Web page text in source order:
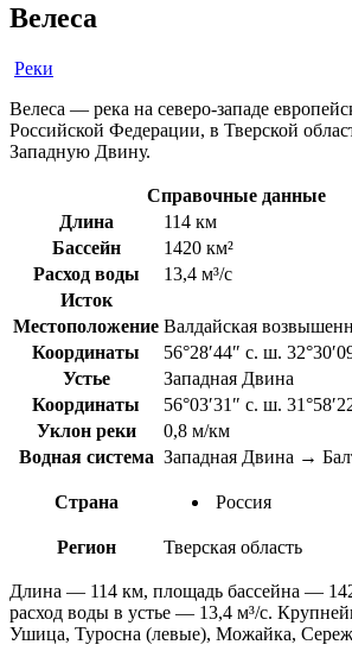
Велеса
Реки
Велеса — река на северо-западе
Российской Федерации, в Тверской
Западную Двину.
Справочные данные
Длина
114 км
Бассейн
1420 км²
Расход воды
13,4 м³/с
Исток
Местоположение Валдайская
Координаты
56°28′44″ с. ш.
Устье
Западная Двина
Координаты
56°03′31″ с. ш.
Уклон реки
0,8 м/км
Водная система Западная Двина →
Страна Россия
Регион Тверская область
Длина — 114 км, площадь бассейна —
расход воды в устье — 13,4 м³/с.
Ушица, Туросна (левые), Можайка,